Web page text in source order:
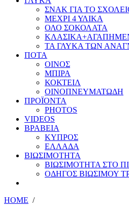
ΣΝΑΚ ΓΙΑ ΤΟ
ΜΕΧΡΙ 4 ΥΛΙΚΑ
ΟΛΟ ΣΟΚΟΛΑΤΑ
ΤΑ ΓΛΥΚΑ ΤΩΝ
ΠΟΤΑ
ΟΙΝΟΣ
ΜΠΙΡΑ
ΚΟΚΤΕΙΛ
ΟΙΝΟΠΝΕΥΜΑΤΩΔΗ
ΠΡΟΪΟΝΤΑ
PHOTOS
VIDEOS
ΒΡΑΒΕΙΑ
ΚΥΠΡΟΣ
ΕΛΛΑΔΑ
ΒΙΩΣΙΜΟΤΗΤΑ
ΒΙΩΣΙΜΟΤΗΤΑ ΣΤΟ
ΟΔΗΓΟΣ ΒΙΩΣΙΜΟΥ
HOME /